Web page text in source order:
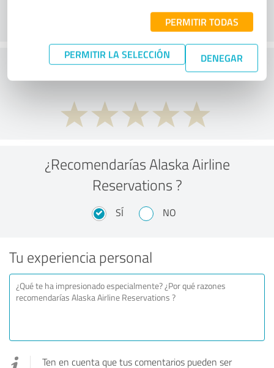
PERMITIR TODAS
PERMITIR LA SELECCIÓN DENEGAR
¿Qué te parece la relación calidad-precio?
¿Recomendarías Alaska Airline
Reservations ?
SÍ NO
Tu experiencia personal
Ten en cuenta que tus comentarios pueden ser